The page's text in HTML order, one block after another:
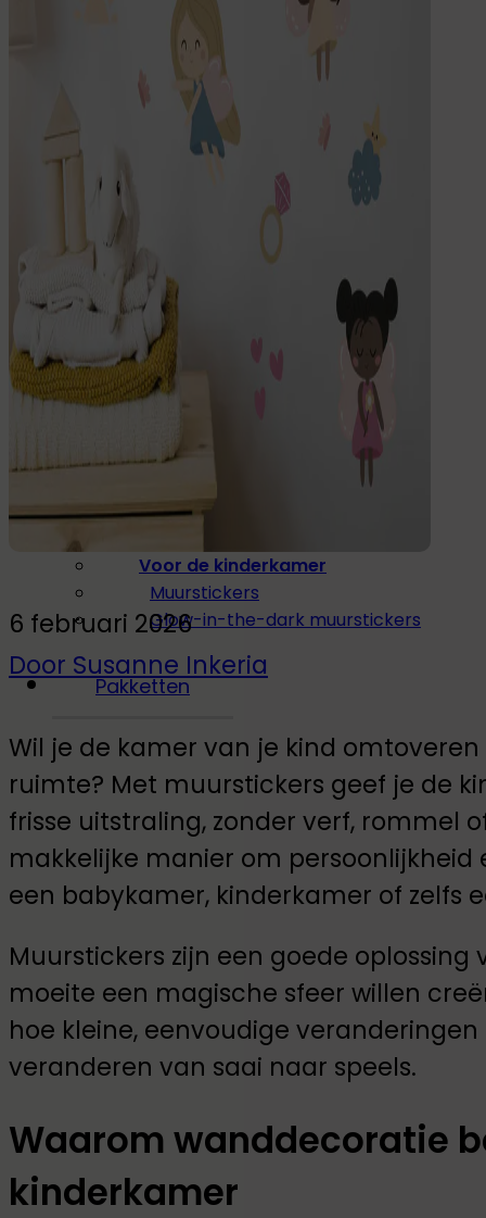
Drinken
Eten & Drinken
Broodtrommel
Drinkfles
Kinderfles
Onderdelen
Voor de kinderkamer
Muurstickers
Glow-in-the-dark muurstickers
Pakketten
6 februari 2026
Door Susanne Inkeria
Wil je de kamer van je kind
ruimte? Met muurstickers geef je de
frisse uitstraling, zonder verf, rommel
makkelijke manier om persoonlijkheid
een babykamer, kinderkamer of zelfs
Muurstickers zijn een goede
moeite een magische sfeer willen
hoe kleine, eenvoudige
veranderen van saai naar speels.
Waarom wanddecoratie
kinderkamer